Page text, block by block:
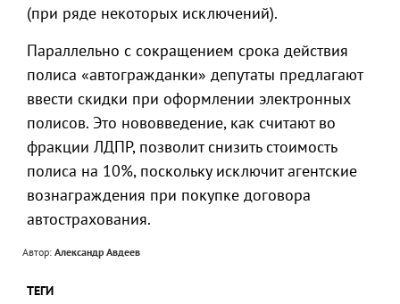
(при ряде некоторых исключений).
Параллельно с сокращением срока действия
полиса «автогражданки» депутаты предлагают
ввести скидки при оформлении электронных
полисов. Это нововведение, как считают во
фракции ЛДПР, позволит снизить стоимость
полиса на 10%, поскольку исключит агентские
вознаграждения при покупке договора
автострахования.
Автор: Александр Авдеев
ТЕГИ